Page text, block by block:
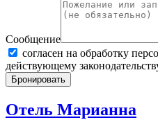
Сообщение
согласен на обработку
действующему
Бронировать
Отель Марианна